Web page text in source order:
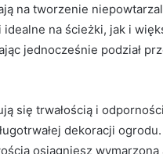
na tworzenie
na ścieżki, jak i
jednocześnie podział
się trwałością i
dekoracji
osiągniesz wymarzoną